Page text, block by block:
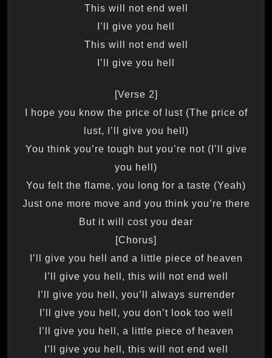
This will not end well
I’ll give you hell
This will not end well
I’ll give you hell
[Verse 2]
‌I hope you know the price of lust (The price of
lust, I’ll give you hell)
You think you’re tough but you’re not (I’ll give
you hell)
You felt the flame, you long for a taste (Yeah)
Just one more move and you think you’re there
But it will cost you dear
[Chorus]
I’ll give you hell and a little piece of heaven
I’ll give you hell, this will not end well
I’ll give you hell, you’ll always surrender
I’ll give you hell, you don’t look too well
I’ll give you hell, a little piece of heaven
I’ll give you hell, this will not end well